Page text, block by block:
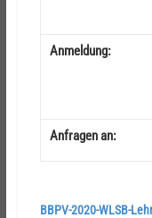
Anmeldung:
Anfragen an:
BBPV-2020-WLSB-